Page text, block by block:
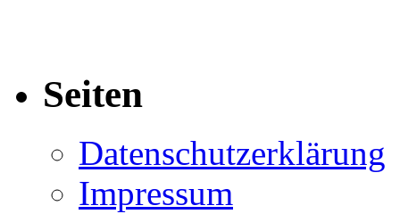
Seiten
Datenschutzerklärung
Impressum